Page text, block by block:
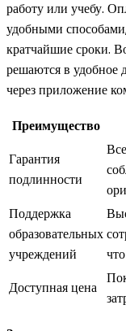
работу или учебу.
удобными
кратчайшие сроки.
решаются в удобное
через приложение
Преимущество
Гарантия
подлинности
Поддержка
образовательных
учреждений
Доступная цена